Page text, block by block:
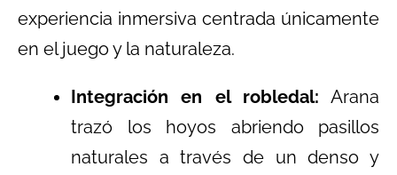
experiencia inmersiva centrada únicamente
en el juego y la naturaleza.
Integración en el robledal: Arana
trazó los hoyos abriendo pasillos
naturales a través de un denso y